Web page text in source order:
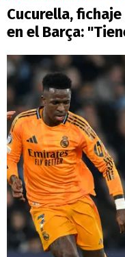
Cucurella,
en el Barça: